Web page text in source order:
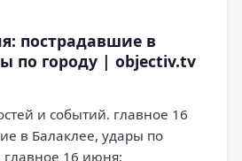
пострадавшие в
по городу | objectiv.tv
и событий. главное 16
в Балаклее, удары по
главное 16 июня: